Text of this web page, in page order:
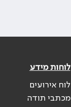
לוחות מידע
לוח אירועים
מכתבי תודה